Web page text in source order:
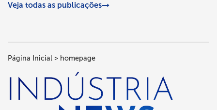
Veja todas as publicações
Trilha
de
navegação
Página Inicial homepage